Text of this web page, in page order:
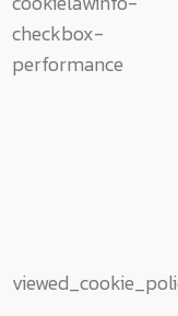
checkbox-
performance